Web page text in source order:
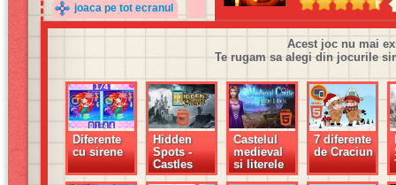
joaca pe tot ecranul
Acest joc nu mai
Te rugam sa alegi din jocurile
Diferente
cu sirene
Hidden
Spots -
Castles
Castelul
medieval
si literele
ascunse
7 diferente
de Craciun